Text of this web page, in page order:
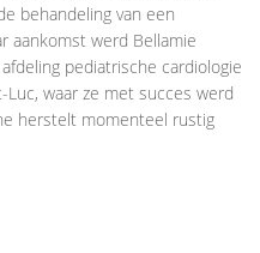
behandeling van een
aankomst werd Bellamie
pediatrische cardiologie
waar ze met succes werd
herstelt momenteel rustig